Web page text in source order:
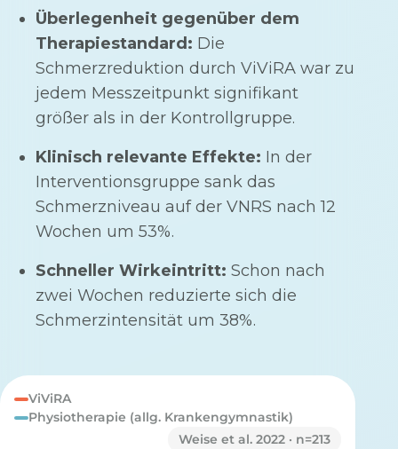
Überlegenheit gegenüber dem
Therapiestandard: Die
Schmerzreduktion durch ViViRA war zu
jedem Messzeitpunkt signifikant
größer als in der Kontrollgruppe.
Klinisch relevante Effekte: In der
Interventionsgruppe sank das
Schmerzniveau auf der VNRS nach 12
Wochen um 53%.
Schneller Wirkeintritt: Schon nach
zwei Wochen reduzierte sich die
Schmerzintensität um 38%.
ViViRA
Physiotherapie (allg. Krankengymnastik)
Weise et al. 2022 · n=213